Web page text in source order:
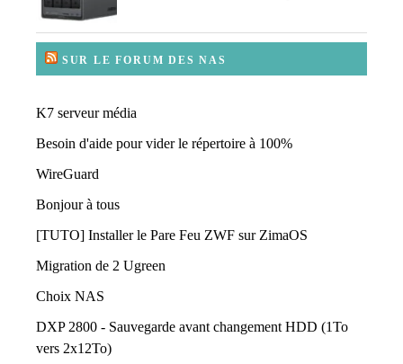
SUR LE FORUM DES NAS
K7 serveur média
Besoin d'aide pour vider le répertoire à 100%
WireGuard
Bonjour à tous
[TUTO] Installer le Pare Feu ZWF sur ZimaOS
Migration de 2 Ugreen
Choix NAS
DXP 2800 - Sauvegarde avant changement HDD (1To
vers 2x12To)